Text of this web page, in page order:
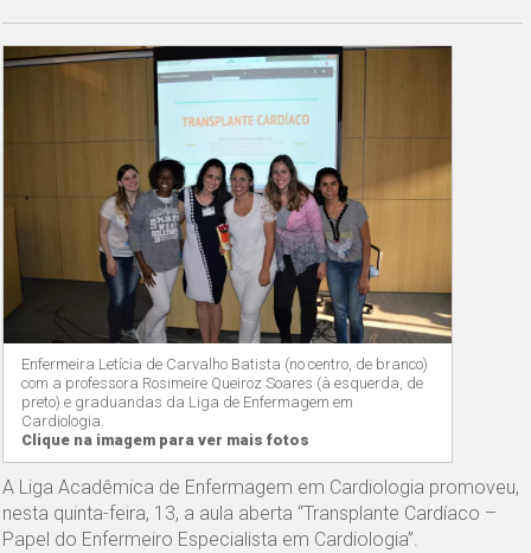
Enfermeira Letícia de Carvalho Batista (no centro, de branco)
com a professora Rosimeire Queiroz Soares (à esquerda, de
preto) e graduandas da Liga de Enfermagem em
Cardiologia.
Clique na imagem para ver mais fotos
A Liga Acadêmica de Enfermagem em Cardiologia promoveu,
nesta quinta-feira, 13, a aula aberta “Transplante Cardíaco –
Papel do Enfermeiro Especialista em Cardiologia”.